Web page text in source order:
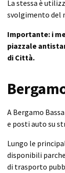
La stessa è
svolgimento del
Importante: i
piazzale
di Città.
A Bergamo
e posti auto su
Lungo le
disponibili
di trasporto